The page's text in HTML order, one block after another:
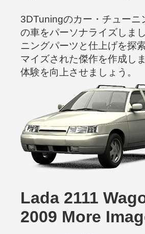
3DTuningのカー・チューニ
の車をパーソナライズしま
ニングパーツと仕上げを探
マイズされた傑作を作成し
体験を向上させましょう。
Lada 2111
2009 More